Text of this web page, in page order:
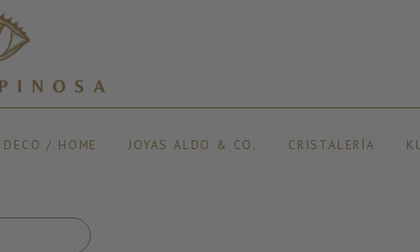
DECO / HOME JOYAS ALDO & CO. CRISTALERÍA